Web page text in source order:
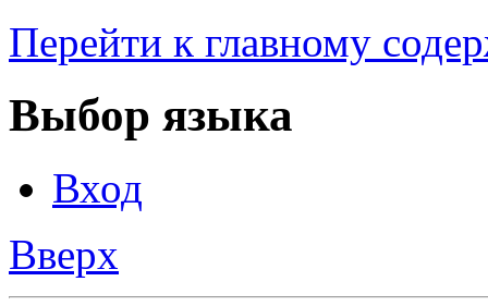
Перейти к главному
Выбор языка
Вход
Вверх